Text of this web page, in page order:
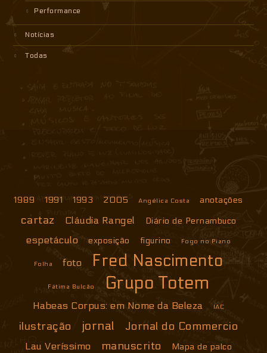
Performance
Notícias
Todas
1989 1991 1993 2005 Angélica Costa anotações
cartaz Cláudia Rangel Diário de Pernambuco
espetáculo exposição figurino Fogo no Piano
Folha foto Fred Nascimento
Fátima Bulcão Grupo Totem
Habeas Corpus: em Nome da Beleza IAC
ilustração jornal Jornal do Commercio
Lau Veríssimo manuscrito Mapa de palco